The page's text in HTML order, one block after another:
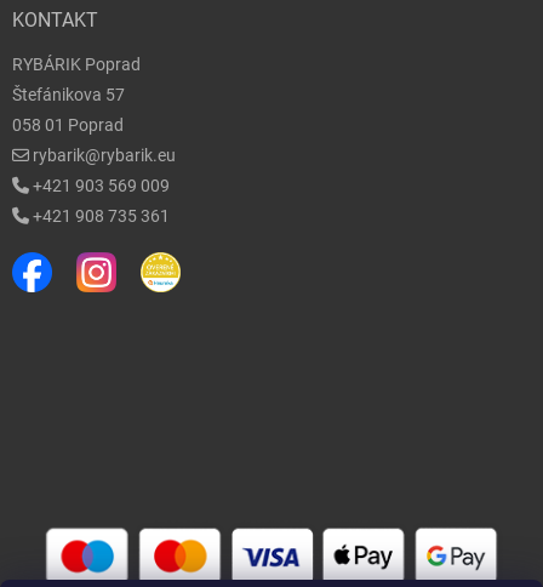
KONTAKT
RYBÁRIK Poprad
Štefánikova 57
058 01 Poprad
rybarik@rybarik.eu
+421 903 569 009
+421 908 735 361